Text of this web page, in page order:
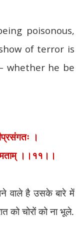
poisonous,
of terror is
whether he be
।
।।११।।
वाले है उसके बारे में
को चोरों को ना भूले.